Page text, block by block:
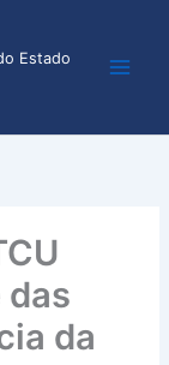
Estado
das
da